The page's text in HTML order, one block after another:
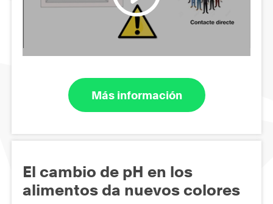
Más información
El cambio de pH en los
alimentos da nuevos colores